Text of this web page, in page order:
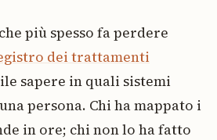
più spesso fa perdere
dei trattamenti
sapere in quali sistemi
persona. Chi ha mappato i
in ore; chi non lo ha fatto